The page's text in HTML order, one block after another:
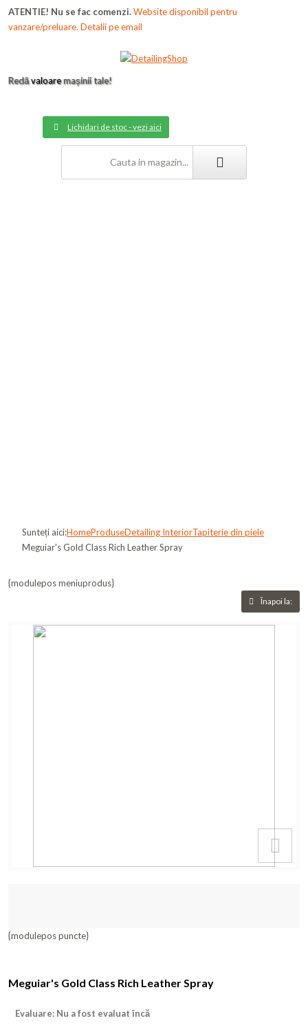
ATENTIE! Nu se fac comenzi.Website disponibil pentru
vanzare/preluare. Detalii pe email
Redăvaloaremașinii tale!
Lichidari de stoc - vezi aici
Sunteți aici:HomeProduseDetailing InteriorTapiterie din piele
Meguiar's Gold Class Rich Leather Spray
{modulepos meniuprodus}
Înapoi la:
{modulepos puncte}
Meguiar's Gold Class Rich Leather Spray
Evaluare: Nu a fost evaluat încă